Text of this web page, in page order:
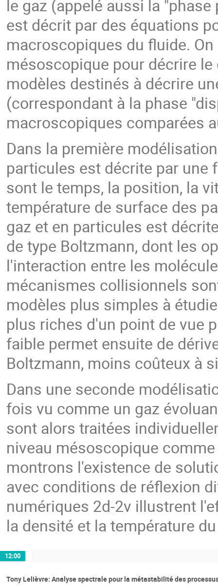
le gaz (appelé aussi la
est décrit par des équations
macroscopiques du fluide.
mésoscopique pour décrire
modèles destinés à décrire
(correspondant à la phase
macroscopiques comparées
Dans la première
particules est décrite par une
sont le temps, la position, la
température de surface des
gaz et en particules est
de type Boltzmann, dont les
l'interaction entre les
mécanismes collisionnels
modèles plus simples à
plus riches d'un point de vue
faible permet ensuite de
Boltzmann, moins coûteux à
Dans une seconde
fois vu comme un gaz
sont alors traitées
niveau mésoscopique
montrons l'existence de
avec conditions de réflexion
numériques 2d-2v illustrent
la densité et la température
12:00
Tony Lelièvre: Analyse spectrale pour la métastabilité des